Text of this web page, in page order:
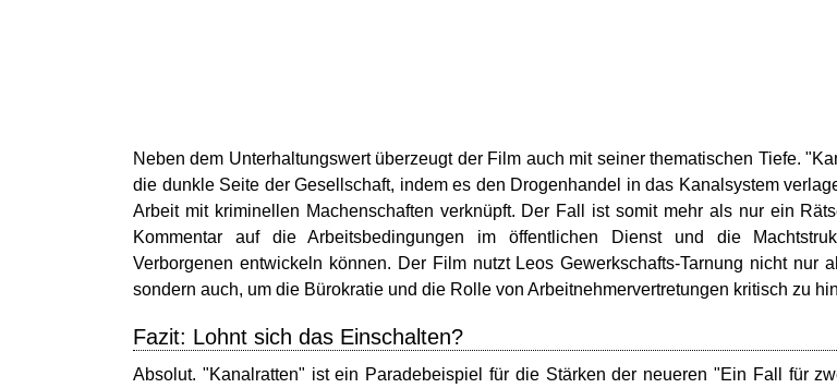
Neben dem Unterhaltungswert überzeugt der Film auch mit seiner thematischen Tiefe.
die dunkle Seite der Gesellschaft, indem es den Drogenhandel in das Kanalsystem
Arbeit mit kriminellen Machenschaften verknüpft. Der Fall ist somit mehr als nur ein
Kommentar auf die Arbeitsbedingungen im öffentlichen Dienst und die
Verborgenen entwickeln können. Der Film nutzt Leos Gewerkschafts-Tarnung nicht nur
sondern auch, um die Bürokratie und die Rolle von Arbeitnehmervertretungen kritisch zu
Fazit: Lohnt sich das Einschalten?
Absolut. "Kanalratten" ist ein Paradebeispiel für die Stärken der neueren "Ein Fall für